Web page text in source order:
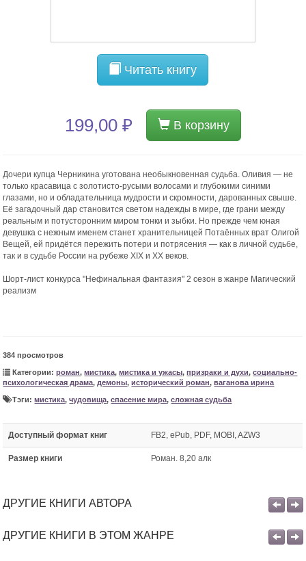
Читать книгу
199,00 ₽ В корзину
Дочери купца Черникина уготована необыкновенная судьба. Оливия — не
только красавица с золотисто-русыми волосами и глубокими синими
глазами, но и обладательница мудрости и скромности, дарованных свыше.
Её загадочный дар становится светом надежды в мире, где грани между
реальным и потусторонним миром тонки и зыбки. Но прежде чем юная
девушка с нежным именем станет хранительницей Потаённых врат Олигой
Вещей, ей придётся пережить потери и потрясения — как в личной судьбе,
так и в судьбе России на рубеже XIX и XX веков.
Шорт-лист конкурса "Нефинальная фантазия" 2 сезон в жанре Магический
реализм
384 просмотров
Категории:роман,мистика,мистика и ужасы,призраки и духи,социально-
психологическая драма,демоны,исторический роман,ваганова ирина
Тэги:мистика,чудовища,спасение мира,сложная судьба
Доступный формат книг FB2, ePub, PDF, MOBI, AZW3
Размер книги Роман. 8,20 алк
ДРУГИЕ КНИГИ АВТОРА
ДРУГИЕ КНИГИ В ЭТОМ ЖАНРЕ